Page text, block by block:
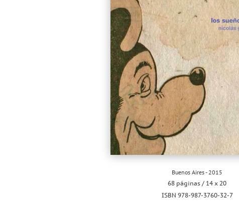
Buenos Aires - 2015
68 páginas / 14 x 20
ISBN 978-987-3760-32-7